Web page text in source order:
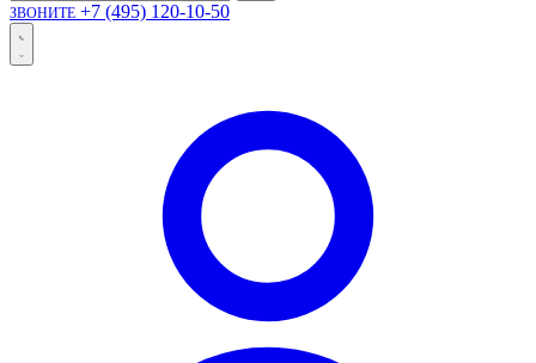
ЗВОНИТЕ +7 (495) 120-10-50